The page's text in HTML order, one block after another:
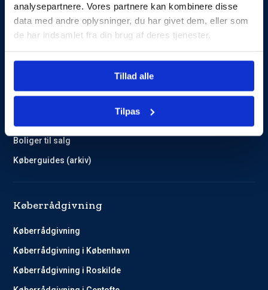
analysepartnere. Vores partnere kan kombinere disse
data med andre oplysninger, du har givet dem, eller som
de har indsamlet fra din brug af deres tjenester.
Tillad alle
Tilpas
Mød Rådgiverne
Boliger til salg
Køberguides (arkiv)
Køberrådgivning
Køberrådgivning
Køberrådgivning i København
Køberrådgivning i Roskilde